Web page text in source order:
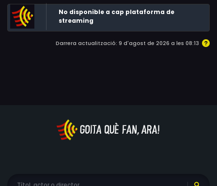
la seva pintura?No disponible a cap plataforma de
streaming
Darrera actualització: 9 d'agost de 2026 a les 08:13